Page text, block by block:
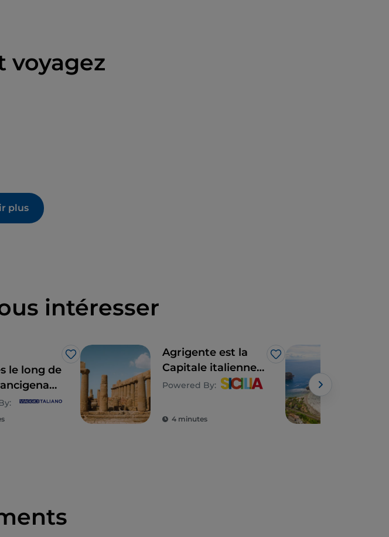
voyagez
plus
intéresser
J’aime
le long de
J’aime
Agrigente est la
Capitale italienne
de la culture 2025
Powered By:
4 minutes